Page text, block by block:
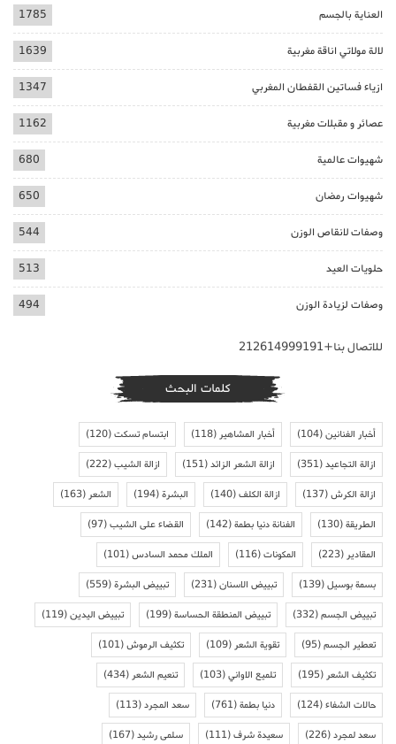
العناية بالجسم 1785
لالة مولاتي اناقة مغربية 1639
ازياء فساتين القفطان المغربي 1347
عصائر و مقبلات مغربية 1162
شهيوات عالمية 680
شهيوات رمضان 650
وصفات لانقاص الوزن 544
حلويات العيد 513
وصفات لزيادة الوزن 494
للاتصال بنا+212614999191
كلمات البحث
أخبار الفنانين(104) أخبار المشاهير(118) ابتسام تسكت(120)
ازالة التجاعيد(351) ازالة الشعر الزائد(151) ازالة الشيب(222)
ازالة الكرش(137) ازالة الكلف(140) البشرة(194) الشعر(163)
الطريقة(130) الفنانة دنيا بطمة(142) القضاء على الشيب(97)
المقادير(223) المكونات(116) الملك محمد السادس(101)
بسمة بوسيل(139) تبييض الاسنان(231) تبييض البشرة(559)
تبييض الجسم(332) تبييض المنطقة الحساسة(199) تبييض اليدين(119)
تعطير الجسم(95) تقوية الشعر(109) تكثيف الرموش(101)
تكثيف الشعر(195) تلميع الاواني(103) تنعيم الشعر(434)
حالات الشفاء(124) دنيا بطمة(761) سعد المجرد(113)
سعد لمجرد(226) سعيدة شرف(111) سلمى رشيد(167)